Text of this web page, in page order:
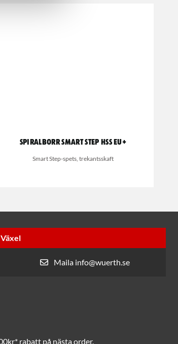
Spiralborr Smart Step HSS EU+
Smart Step-spets, trekantsskaft
Växel
Maila info@wuerth.se
rabatt på nästa order.